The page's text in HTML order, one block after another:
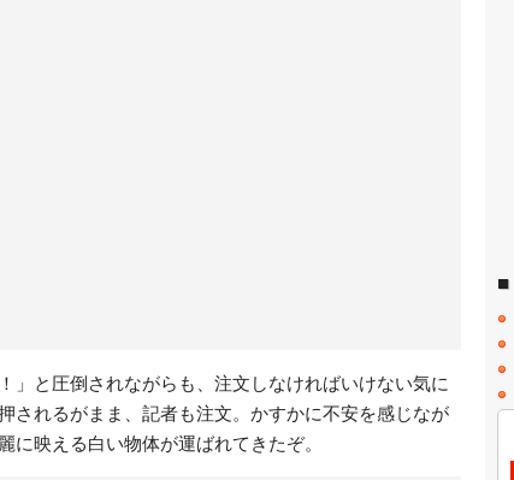
」と圧倒されながらも、注文しなければいけない気に
されるがまま、記者も注文。かすかに不安を感じなが
に映える白い物体が運ばれてきたぞ。